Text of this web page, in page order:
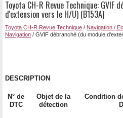
Toyota CH-R Revue Technique: GVIF
d'extension vers le H/U) (B153A)
Toyota CH-R Revue Technique / Navigation /
Navigation / GVIF débranché (du module
DESCRIPTION
N° de
DTC
Objet de la
détection
Condition